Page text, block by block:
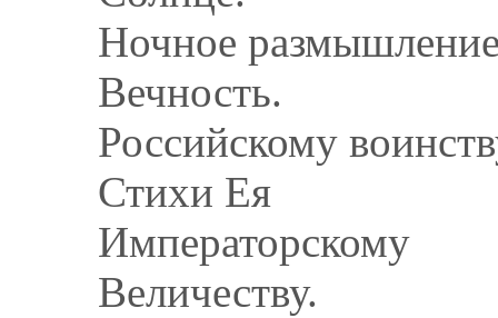
Ночное
Вечность.
Российскому
Стихи Ея
Императорскому
Величеству.